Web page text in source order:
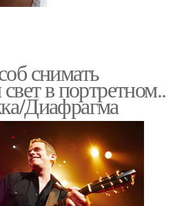
снимать
в портретном..
Диафрагма